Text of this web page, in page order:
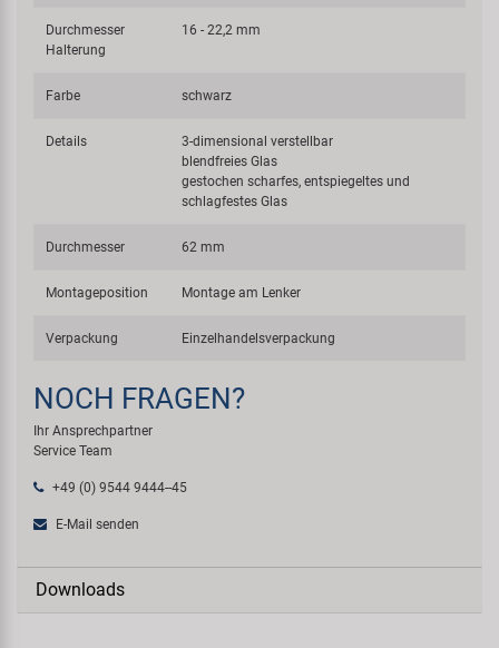
Durchmesser
Halterung
16 - 22,2 mm
Farbe schwarz
Details
3-dimensional verstellbar
blendfreies Glas
gestochen scharfes, entspiegeltes und
schlagfestes Glas
Durchmesser 62 mm
Montageposition Montage am Lenker
Verpackung Einzelhandelsverpackung
NOCH FRAGEN?
Ihr Ansprechpartner
Service Team
+49 (0) 9544 9444--45
E-Mail senden
Downloads